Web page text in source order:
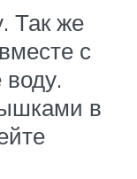
Так же
с
в